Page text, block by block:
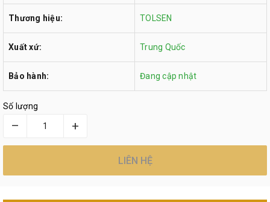
Thương hiệu: TOLSEN
Xuất xứ: Trung Quốc
Bảo hành: Đang cập nhật
Số lượng
– +
LIÊN HỆ